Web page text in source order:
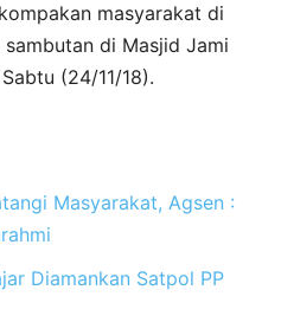
masyarakat di
di Masjid Jami
(24/11/18).
Masyarakat, Agsen :
Diamankan Satpol PP